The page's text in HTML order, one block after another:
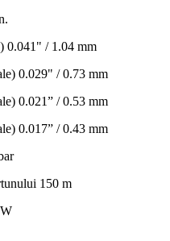
0.041" / 1.04 mm
0.029" / 0.73 mm
0.021” / 0.53 mm
0.017” / 0.43 mm
150 m